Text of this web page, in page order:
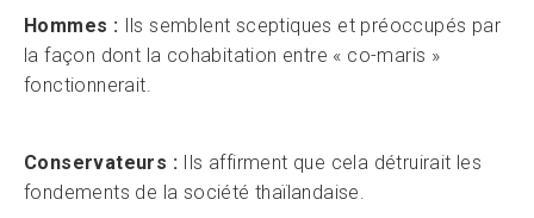
Hommes : Ils semblent sceptiques et préoccupés par
la façon dont la cohabitation entre « co-maris »
fonctionnerait.
Conservateurs : Ils affirment que cela détruirait les
fondements de la société thaïlandaise.